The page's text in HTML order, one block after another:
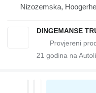
Nizozemska,
DINGEMANSE
21 godina na